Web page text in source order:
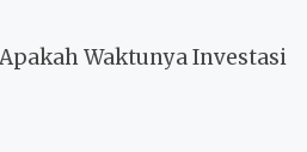
Waktunya Investasi